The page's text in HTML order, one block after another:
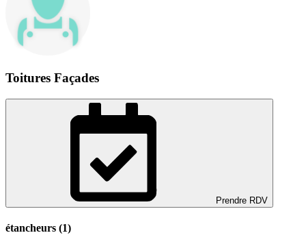
Toitures Façades
Prendre RDV
étancheurs (1)